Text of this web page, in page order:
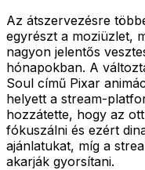
Az átszervezésre
egyrészt a moziüzlet,
nagyon jelentős
hónapokban. A
Soul című Pixar
helyett a stream-
hozzátette, hogy az
fókuszálni és ezért
ajánlatukat, míg a
akarják gyorsítani.